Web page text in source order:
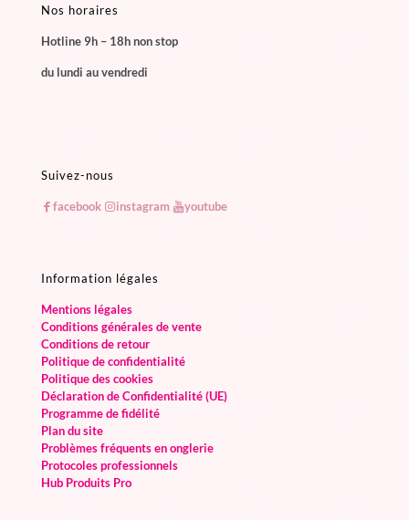
Nos horaires
Hotline 9h – 18h non stop
du lundi au vendredi
Suivez-nous
facebook instagram youtube
Information légales
Mentions légales
Conditions générales de vente
Conditions de retour
Politique de confidentialité
Politique des cookies
Déclaration de Confidentialité (UE)
Programme de fidélité
Plan du site
Problèmes fréquents en onglerie
Protocoles professionnels
Hub Produits Pro